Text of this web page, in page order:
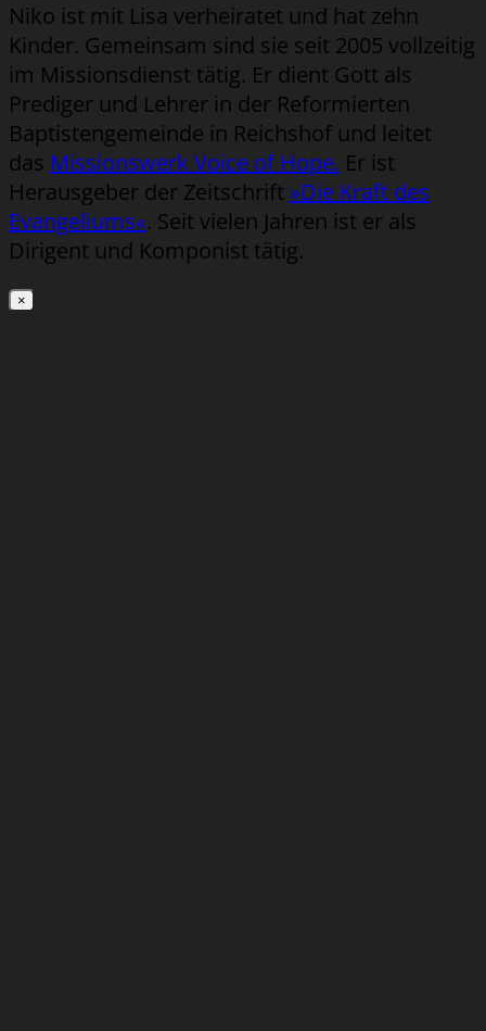
Niko ist mit Lisa verheiratet und hat zehn
Kinder. Gemeinsam sind sie seit 2005 vollzeitig
im Missionsdienst tätig. Er dient Gott als
Prediger und Lehrer in der Reformierten
Baptistengemeinde in Reichshof und leitet
das Missionswerk Voice of Hope. Er ist
Herausgeber der Zeitschrift »Die Kraft des
Evangeliums«. Seit vielen Jahren ist er als
Dirigent und Komponist tätig.
×